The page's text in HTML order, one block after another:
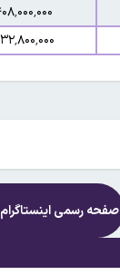
۴۰۸٬۰۰۰٬۰۰۰
۷۳۲٬۸۰۰٬۰۰۰
صفحه رسمی